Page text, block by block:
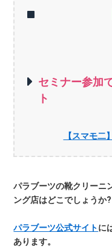
セミナー参加
ト
【スマモ二
パラブーツの靴クリーニ
ング店はどこでしょうか?
パラブーツ公式サイトに
あります。